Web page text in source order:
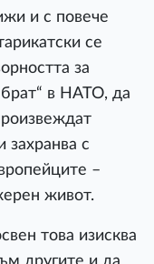
и с повече
се
за
брат“ в НАТО, да
захранва с
–
живот.
това изисква
другите и да